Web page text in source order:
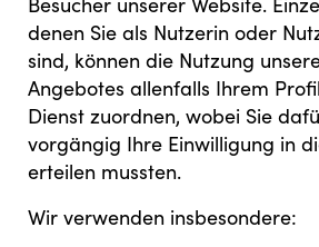
denen Sie als Nutzerin oder
sind, können die Nutzung
Angebotes allenfalls Ihrem
Dienst zuordnen, wobei Sie
vorgängig Ihre Einwilligung in
erteilen mussten.
Wir verwenden insbesondere: